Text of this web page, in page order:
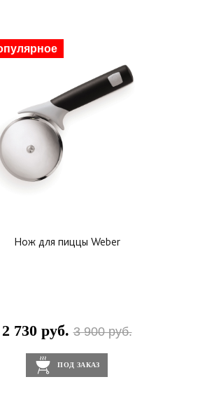
Нож для пиццы Weber
2 730 руб.3 900 руб.
ПОД ЗАКАЗ